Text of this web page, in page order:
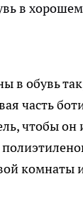
в
в обувь
часть
чтобы
комнаты